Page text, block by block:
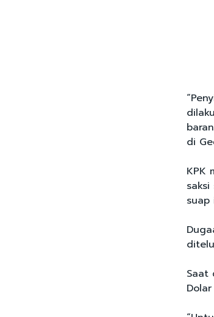
di
KPK
Saat